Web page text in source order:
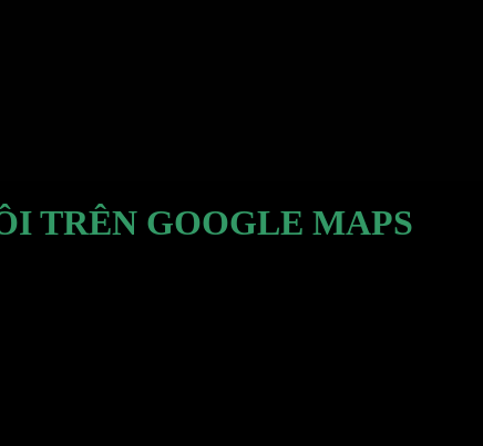
TRÊN GOOGLE MAPS